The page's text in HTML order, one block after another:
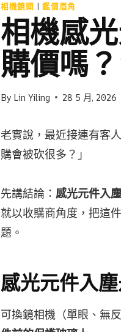
相機鏡頭 |鑑價眉角
相機感
購價嗎
By Lin Yiling 28 5 月, 2026
老實說，最近接連有客
購會被砍很多？」
先講結論： 感光元件入塵
就以收購商角度，把這
題。
感光元件入
可換鏡相機（單眼、無